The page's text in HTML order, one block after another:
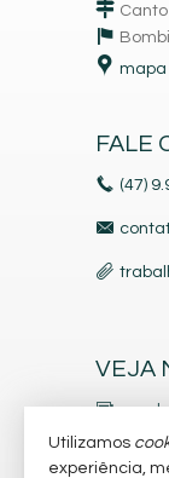
mapa
FALE
(47)
VEJA
Utilizamos
experiência,